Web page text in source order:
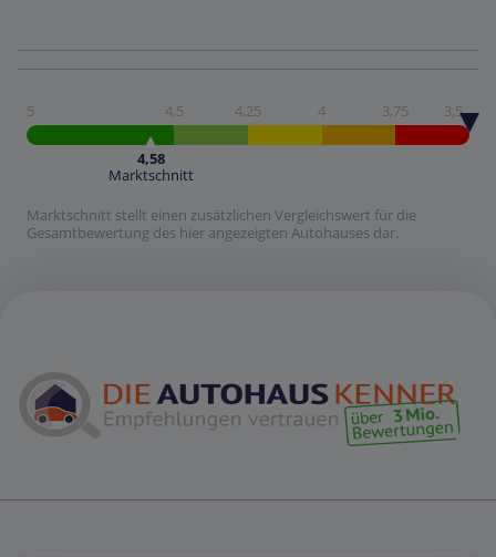
5 4,5 4,25 4 3,75 3,5
4,58
Marktschnitt
Marktschnitt stellt einen zusätzlichen Vergleichswert für die
Gesamtbewertung des hier angezeigten Autohauses dar.